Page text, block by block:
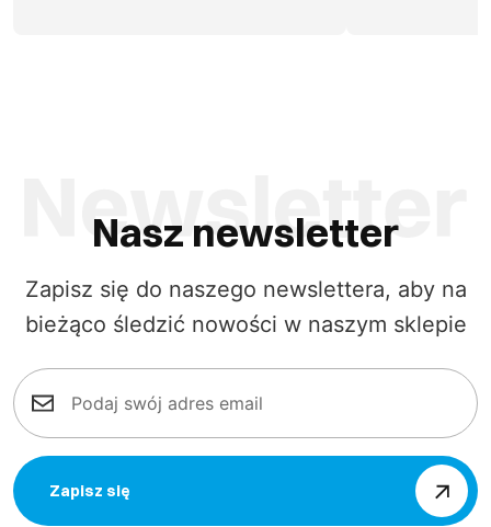
Nasz newsletter
Zapisz się do naszego newslettera, aby na
bieżąco śledzić nowości w naszym sklepie
Zapisz się